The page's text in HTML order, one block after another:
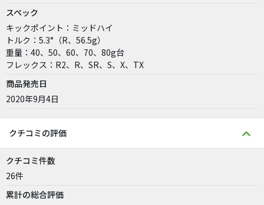
スペック
キックポイント：ミッドハイ
トルク：5.3°（R、56.5g）
重量：40、50、60、70、80g台
フレックス：R2、R、SR、S、X、TX
商品発売日
2020年9月4日
クチコミの評価
クチコミ件数
26件
累計の総合評価